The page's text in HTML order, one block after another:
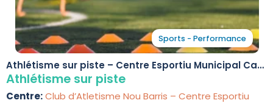
Sports - Performance
Athlétisme sur piste – Centre Esportiu Municipal Can
Dragó
Athlétisme sur piste
Centre:Club d’Atletisme Nou Barris – Centre Esportiu